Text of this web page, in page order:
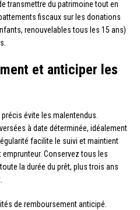
transmettre du patrimoine tout en
fiscaux sur les donations
renouvelables tous les 15 ans)
et anticiper les
précis évite les malentendus.
à date déterminée, idéalement
facilite le suivi et maintient
Conservez tous les
la durée du prêt, plus trois ans
de remboursement anticipé.